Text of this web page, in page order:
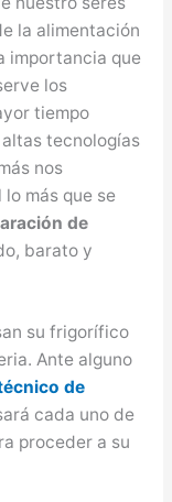
la alimentación
importancia que
los
tiempo
tecnologías
nos
más que se
de
barato y
su frigorífico
Ante alguno
de
cada uno de
proceder a su